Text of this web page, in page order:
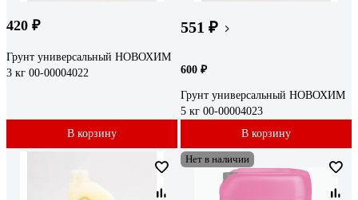
420 ₽
Грунт универсальный НОВОХИМ
3 кг 00-00004022
В корзину
551 ₽
600 ₽
Грунт универсальный НОВОХИМ
5 кг 00-00004023
В корзину
Нет в наличии